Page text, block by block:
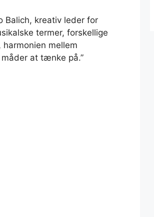
Balich, kreativ leder for
termer, forskellige
mellem
at tænke på.”